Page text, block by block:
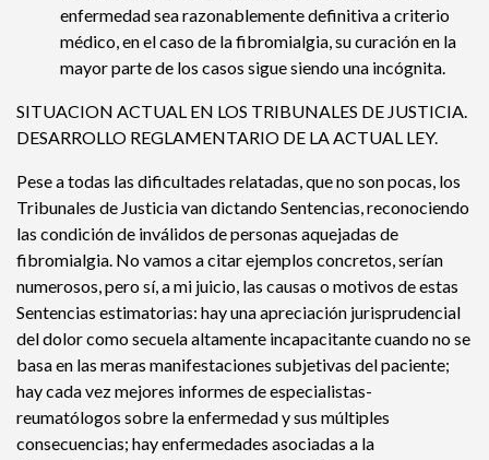
enfermedad sea razonablemente definitiva a criterio
médico, en el caso de la fibromialgia, su curación en la
mayor parte de los casos sigue siendo una incógnita.
SITUACION ACTUAL EN LOS TRIBUNALES DE JUSTICIA.
DESARROLLO REGLAMENTARIO DE LA ACTUAL LEY.
Pese a todas las dificultades relatadas, que no son pocas, los
Tribunales de Justicia van dictando Sentencias, reconociendo
las condición de inválidos de personas aquejadas de
fibromialgia. No vamos a citar ejemplos concretos, serían
numerosos, pero sí, a mi juicio, las causas o motivos de estas
Sentencias estimatorias: hay una apreciación jurisprudencial
del dolor como secuela altamente incapacitante cuando no se
basa en las meras manifestaciones subjetivas del paciente;
hay cada vez mejores informes de especialistas-
reumatólogos sobre la enfermedad y sus múltiples
consecuencias; hay enfermedades asociadas a la